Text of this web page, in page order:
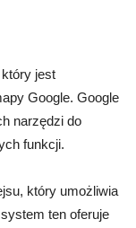
jest
Google. Google
narzędzi do
funkcji.
który umożliwia
ten oferuje